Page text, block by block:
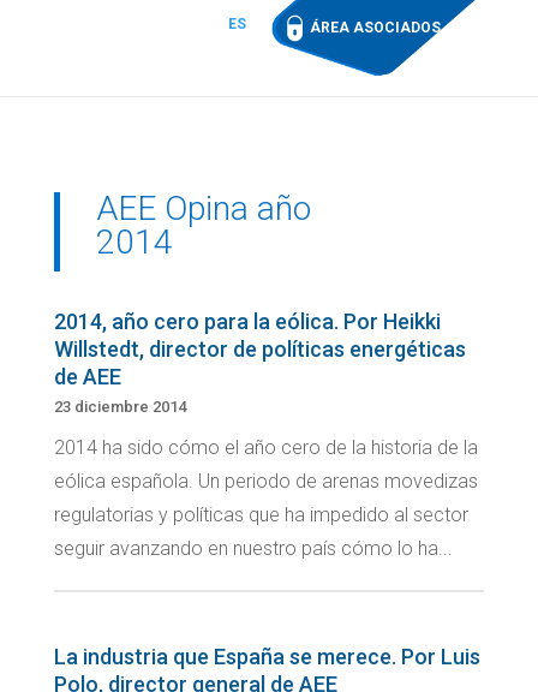
ES ÁREA ASOCIADOS
AEE Opina año
2014
2014, año cero para la eólica. Por Heikki
Willstedt, director de políticas energéticas
de AEE
23 diciembre 2014
2014 ha sido cómo el año cero de la historia de la
eólica española. Un periodo de arenas movedizas
regulatorias y políticas que ha impedido al sector
seguir avanzando en nuestro país cómo lo ha...
La industria que España se merece. Por Luis
Polo, director general de AEE